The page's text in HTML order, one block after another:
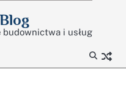
i usług